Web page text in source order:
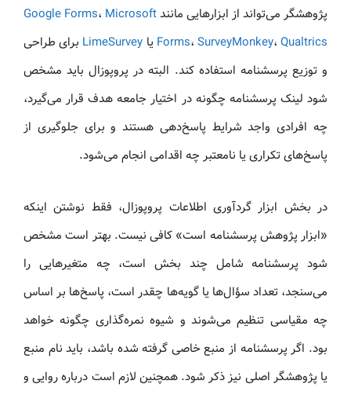
پژوهشگر می‌تواند از ابزارهایی مانند
Google Forms، Microsoft
Forms، SurveyMonkey،Qualtrics یا LimeSurvey برای طراحی
و توزیع پرسشنامه استفاده کند. البته در پروپوزال باید مشخص
شود لینک پرسشنامه چگونه در اختیار جامعه هدف قرار می‌گیرد،
چه افرادی واجد شرایط پاسخ‌دهی هستند و برای جلوگیری از
پاسخ‌های تکراری یا نامعتبر چه اقدامی انجام می‌شود.
در بخش ابزار گردآوری اطلاعات پروپوزال، فقط نوشتن اینکه
«ابزار پژوهش پرسشنامه است» کافی نیست. بهتر است مشخص
شود پرسشنامه شامل چند بخش است، چه متغیرهایی را
می‌سنجد، تعداد سؤال‌ها یا گویه‌ها چقدر است، پاسخ‌ها بر اساس
چه مقیاسی تنظیم می‌شوند و شیوه نمره‌گذاری چگونه خواهد
بود. اگر پرسشنامه از منبع خاصی گرفته شده باشد، باید نام منبع
یا پژوهشگر اصلی نیز ذکر شود. همچنین لازم است درباره روایی و